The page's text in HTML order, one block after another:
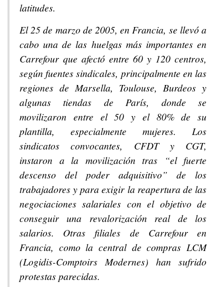
latitudes.
El 25 de marzo de 2005, en Francia, se llevó a
cabo una de las huelgas más importantes en
Carrefour que afectó entre 60 y 120 centros,
según fuentes sindicales, principalmente en las
regiones de Marsella, Toulouse, Burdeos y
algunas tiendas de París, donde se
movilizaron entre el 50 y el 80% de su
plantilla, especialmente mujeres. Los
sindicatos convocantes, CFDT y CGT,
instaron a la movilización tras “el fuerte
descenso del poder adquisitivo” de los
trabajadores y para exigir la reapertura de las
negociaciones salariales con el objetivo de
conseguir una revalorización real de los
salarios. Otras filiales de Carrefour en
Francia, como la central de compras LCM
(Logidis-Comptoirs Modernes) han sufrido
protestas parecidas.